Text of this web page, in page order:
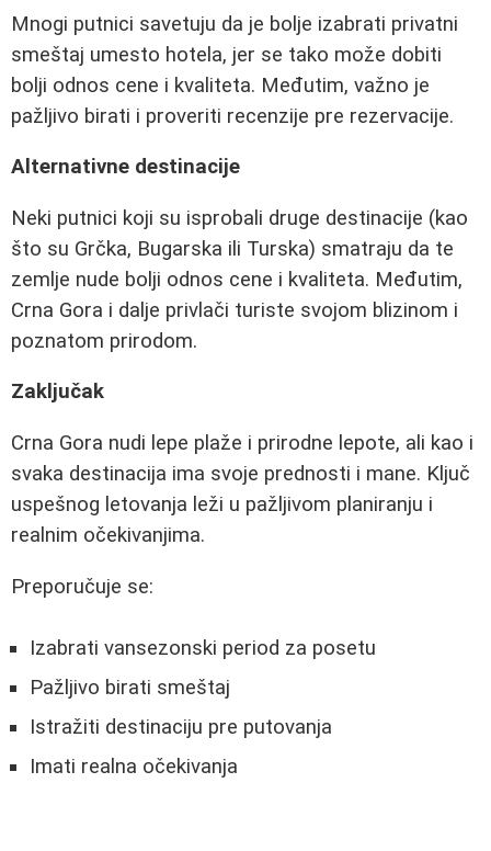
Mnogi putnici savetuju da je bolje izabrati privatni
smeštaj umesto hotela, jer se tako može dobiti
bolji odnos cene i kvaliteta. Međutim, važno je
pažljivo birati i proveriti recenzije pre rezervacije.
Alternativne destinacije
Neki putnici koji su isprobali druge destinacije (kao
što su Grčka, Bugarska ili Turska) smatraju da te
zemlje nude bolji odnos cene i kvaliteta. Međutim,
Crna Gora i dalje privlači turiste svojom blizinom i
poznatom prirodom.
Zaključak
Crna Gora nudi lepe plaže i prirodne lepote, ali kao i
svaka destinacija ima svoje prednosti i mane. Ključ
uspešnog letovanja leži u pažljivom planiranju i
realnim očekivanjima.
Preporučuje se:
Izabrati vansezonski period za posetu
Pažljivo birati smeštaj
Istražiti destinaciju pre putovanja
Imati realna očekivanja